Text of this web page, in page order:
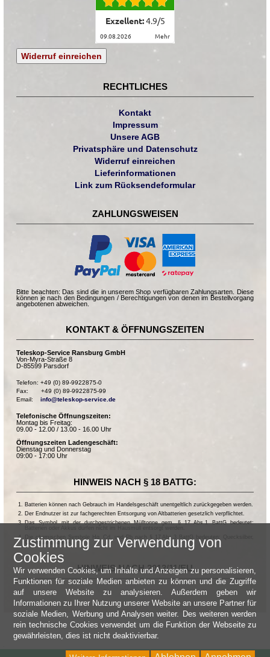
Exzellent:4.9/5
09.08.2026 mehr
Widerruf einreichen
RECHTLICHES
Kontakt
Impressum
Unsere AGB
Privatsphäre und Datenschutz
Widerruf einreichen
Lieferinformationen
Link zum Rücksendeformular
ZAHLUNGSWEISEN
Bitte beachten: Das sind die in unserem Shop verfügbaren Zahlungsarten. Diese
können je nach den Bedingungen / Berechtigungen von denen im Bestellvorgang
angebotenen abweichen.
KONTAKT & ÖFFNUNGSZEITEN
Teleskop-Service Ransburg GmbH
Von-Myra-Straße 8
D-85599 Parsdorf
Telefon: +49 (0) 89-9922875-0
Fax:       +49 (0) 89-9922875-99
Email: info@teleskop-service.de
Telefonische Öffnungszeiten:
Montag bis Freitag:
09.00 - 12.00 / 13.00 - 16.00 Uhr
Öffnungszeiten Ladengeschäft:
Dienstag und Donnerstag
09:00 - 17:00 Uhr
HINWEIS NACH § 18 BATTG:
Batterien können nach Gebrauch im Handelsgeschäft unentgeltlich zurückgegeben werden.
Der Endnutzer ist zur fachgerechten Entsorgung von Altbatterien gesetzlich verpflichtet.
Das Symbol mit der durchgestrichenen Mülltonne gem. § 17 Abs.1 BattG bedeutet:
Die chemischen Symbole Hg, Cd, und Pb nach § 17 Abs.3 BattG bedeuten: Quecksilber,
Cadmium und Blei.
HINWEIS NACH 2013/11/EU
Zustimmung zur Verwendung von
Cookies
Wir verwenden Cookies, um Inhalte und Anzeigen zu personalisieren,
Funktionen für soziale Medien anbieten zu können und die Zugriffe
auf unsere Website zu analysieren. Außerdem geben wir
Informationen zu Ihrer Nutzung unserer Website an unsere Partner für
soziale Medien, Werbung und Analysen weiter. Des weiteren werden
rein technische Cookies verwendet um die Funktion der Webseite zu
gewährleisten, dies ist nicht deaktivierbar.